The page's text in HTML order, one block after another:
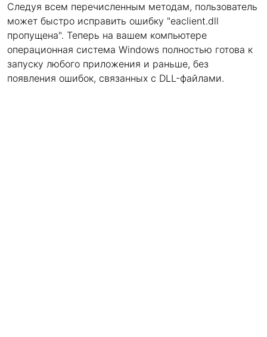
Следуя всем перечисленным методам, пользователь
может быстро исправить ошибку "eaclient.dll
пропущена". Теперь на вашем компьютере
операционная система Windows полностью готова к
запуску любого приложения и раньше, без
появления ошибок, связанных с DLL-файлами.